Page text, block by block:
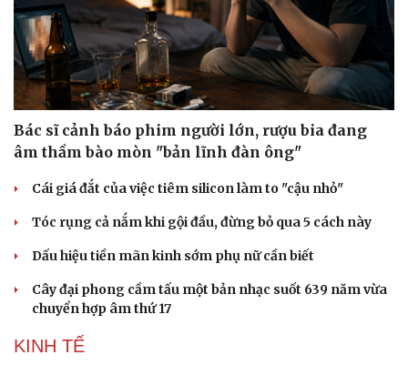
Bác sĩ cảnh báo phim người lớn, rượu bia đang
âm thầm bào mòn "bản lĩnh đàn ông"
Cái giá đắt của việc tiêm silicon làm to "cậu nhỏ"
Tóc rụng cả nắm khi gội đầu, đừng bỏ qua 5 cách này
Dấu hiệu tiền mãn kinh sớm phụ nữ cần biết
Cây đại phong cầm tấu một bản nhạc suốt 639 năm vừa
chuyển hợp âm thứ 17
KINH TẾ